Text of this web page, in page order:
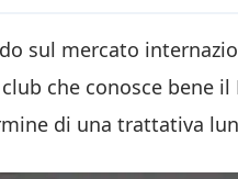
sul mercato
che conosce bene
di una trattativa